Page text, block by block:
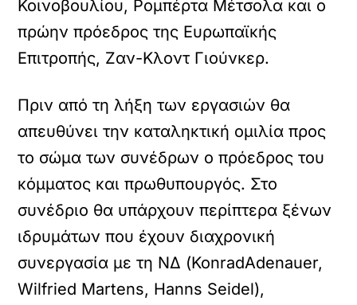
Κοινοβουλίου, Ρομπέρτα Μέτσολα και ο
πρώην πρόεδρος της Ευρωπαϊκής
Επιτροπής, Ζαν-Κλοντ Γιούνκερ.
Πριν από τη λήξη των εργασιών θα
απευθύνει την καταληκτική ομιλία προς
το σώμα των συνέδρων ο πρόεδρος του
κόμματος και πρωθυπουργός. Στο
συνέδριο θα υπάρχουν περίπτερα ξένων
ιδρυμάτων που έχουν διαχρονική
συνεργασία με τη ΝΔ (KonradAdenauer,
Wilfried Martens, Hanns Seidel),